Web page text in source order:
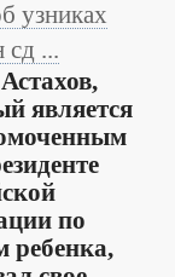
узниках
сд ...
является
по
ребенка,